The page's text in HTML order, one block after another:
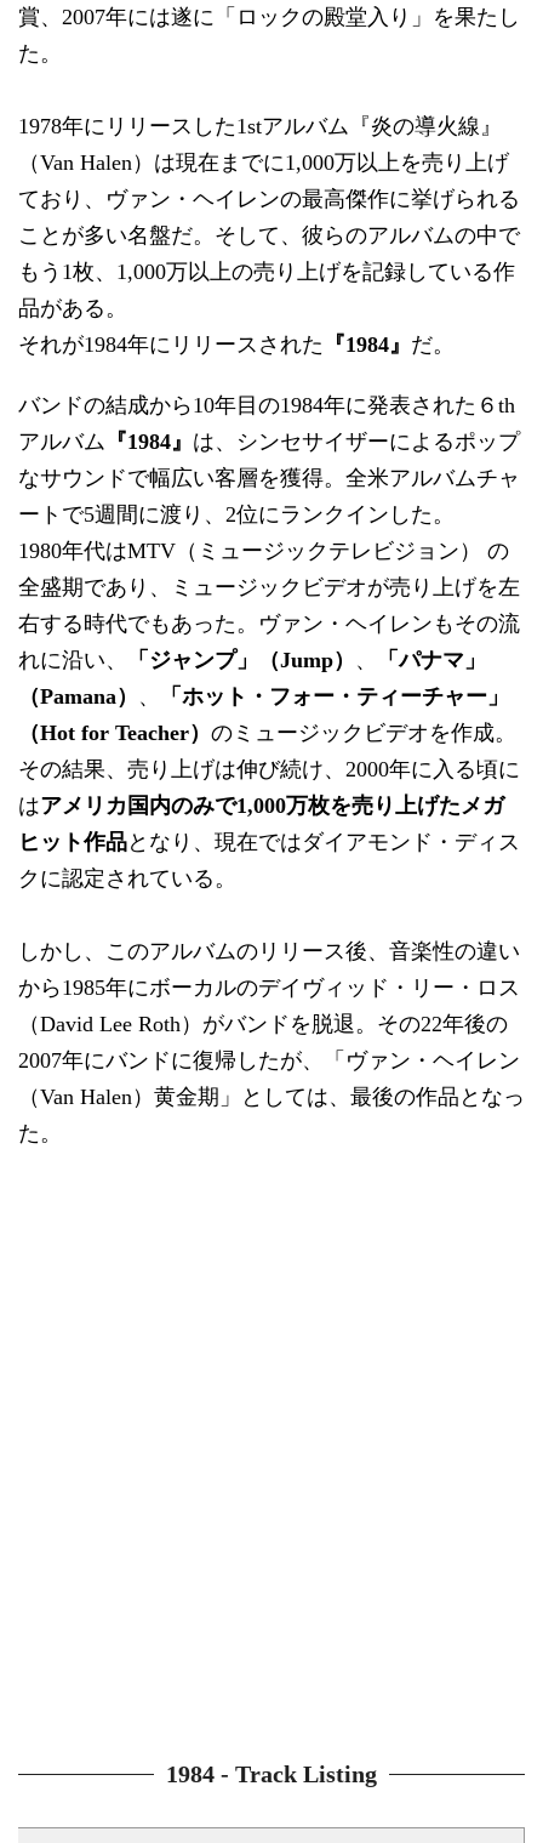
賞、2007年には遂に「ロックの殿堂入り」を果たし
た。
1978年にリリースした1stアルバム『炎の導火線』
（Van Halen）は現在までに1,000万以上を売り上げ
ており、ヴァン・ヘイレンの最高傑作に挙げられる
ことが多い名盤だ。そして、彼らのアルバムの中で
もう1枚、1,000万以上の売り上げを記録している作
品がある。
それが1984年にリリースされた 『1984』 だ。
バンドの結成から10年目の1984年に発表された６th
アルバム 『1984』 は、シンセサイザーによるポップ
なサウンドで幅広い客層を獲得。全米アルバムチャ
ートで5週間に渡り、2位にランクインした。
1980年代はMTV（ミュージックテレビジョン） の
全盛期であり、ミュージックビデオが売り上げを左
右する時代でもあった。ヴァン・ヘイレンもその流
れに沿い、
「ジャンプ」（Jump） 、
「パナマ」
（Pamana） 、
「ホット・フォー・ティーチャー」
（Hot for Teacher） のミュージックビデオを作成。
その結果、売り上げは伸び続け、2000年に入る頃に
はアメリカ国内のみで1,000万枚を売り上げたメガ
ヒット作品となり、現在ではダイアモンド・ディス
クに認定されている。
しかし、このアルバムのリリース後、音楽性の違い
から1985年にボーカルのデイヴィッド・リー・ロス
（David Lee Roth）がバンドを脱退。その22年後の
2007年にバンドに復帰したが、「ヴァン・ヘイレン
（Van Halen）黄金期」としては、最後の作品となっ
た。
1984 - Track Listing